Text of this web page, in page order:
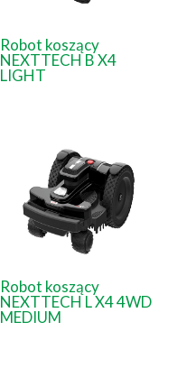
Robot koszący
NEXTTECH B X4
LIGHT
Robot koszący
NEXTTECH L X4 4WD
MEDIUM